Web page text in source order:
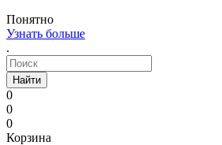
Понятно
Узнать больше
.
Найти
0
0
0
Корзина